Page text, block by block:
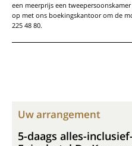
een meerprijs een
op met ons boekingskantoor om de
225 48 80.
Uw arrangement
5-daags alles-